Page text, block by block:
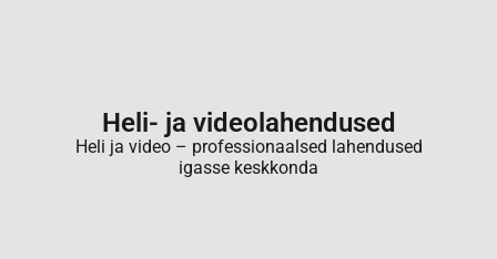
Heli- ja videolahendused
Heli ja video – professionaalsed lahendused
igasse keskkonda